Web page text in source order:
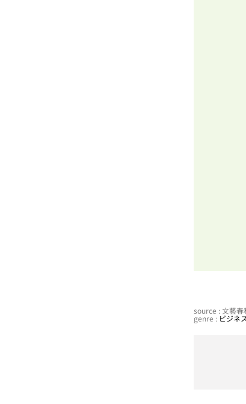
source : 文藝
genre : ビジネス